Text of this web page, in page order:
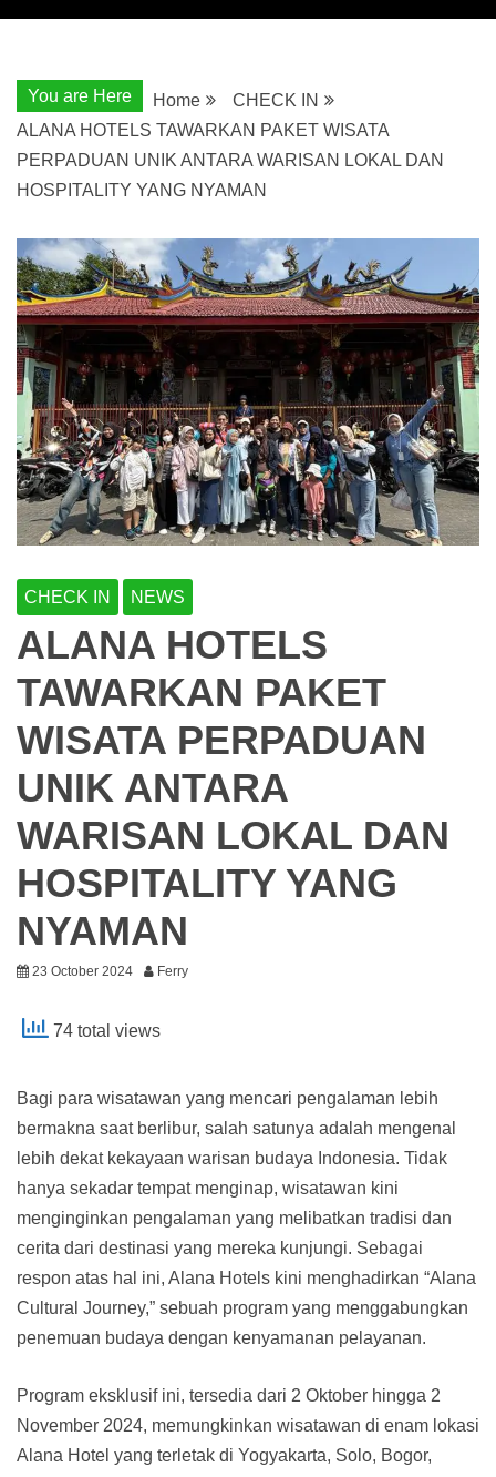
You are Here Home
CHECK IN
ALANA HOTELS TAWARKAN PAKET WISATA
PERPADUAN UNIK ANTARA WARISAN LOKAL DAN
HOSPITALITY YANG NYAMAN
CHECK IN NEWS
ALANA HOTELS
TAWARKAN PAKET
WISATA PERPADUAN
UNIK ANTARA
WARISAN LOKAL DAN
HOSPITALITY YANG
NYAMAN
23 October 2024 Ferry
74 total views
Bagi para wisatawan yang mencari pengalaman lebih
bermakna saat berlibur, salah satunya adalah mengenal
lebih dekat kekayaan warisan budaya Indonesia. Tidak
hanya sekadar tempat menginap, wisatawan kini
menginginkan pengalaman yang melibatkan tradisi dan
cerita dari destinasi yang mereka kunjungi. Sebagai
respon atas hal ini, Alana Hotels kini menghadirkan “Alana
Cultural Journey,” sebuah program yang menggabungkan
penemuan budaya dengan kenyamanan pelayanan.
Program eksklusif ini, tersedia dari 2 Oktober hingga 2
November 2024, memungkinkan wisatawan di enam lokasi
Alana Hotel yang terletak di Yogyakarta, Solo, Bogor,